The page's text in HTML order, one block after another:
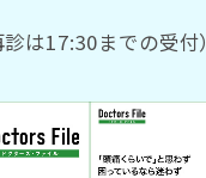
は17:30までの受付）